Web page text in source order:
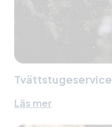
Tvättstugeservice
Läs mer